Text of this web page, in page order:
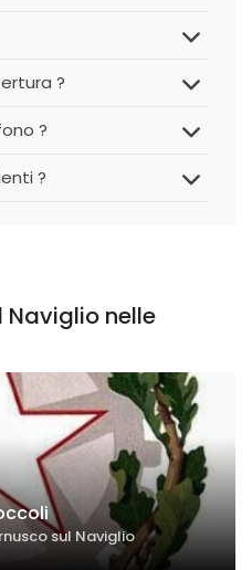
?
?
?
Naviglio nelle
sul Naviglio